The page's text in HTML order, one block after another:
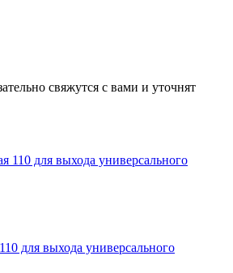
свяжутся с вами и уточнят
для выхода универсального